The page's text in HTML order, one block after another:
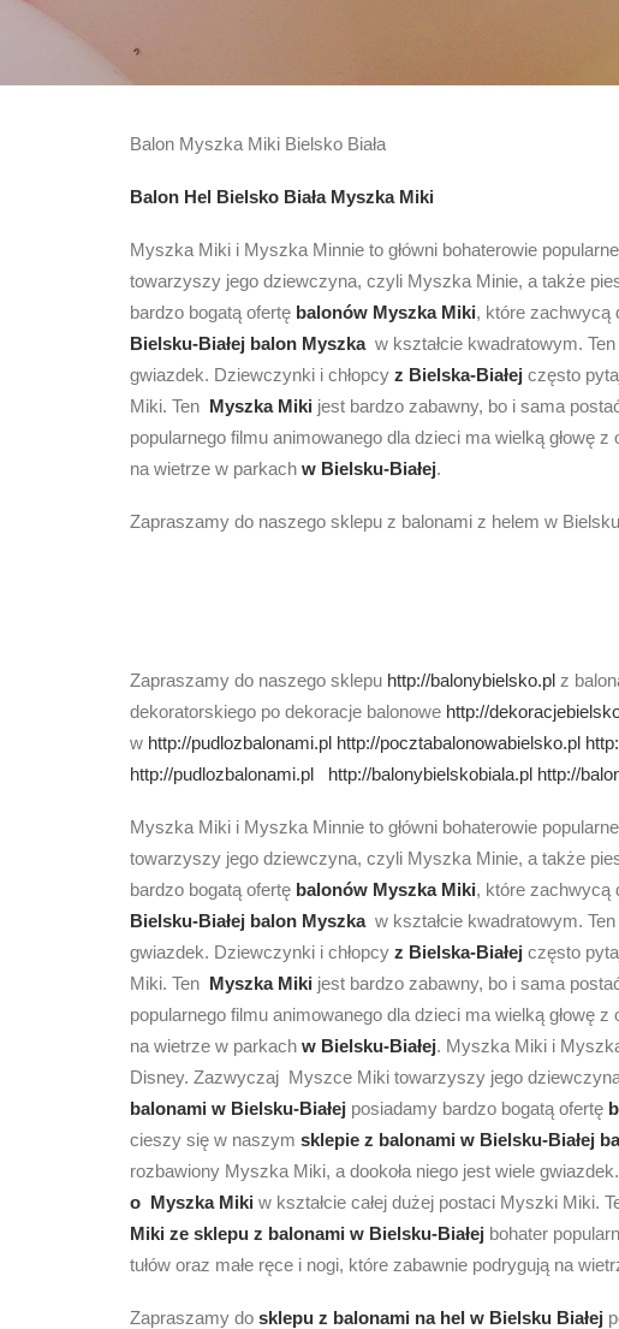
Balon Myszka Miki Bielsko Biała
Balon Hel Bielsko Biała Myszka Miki
Myszka Miki i Myszka Minnie to główni bohaterowie
towarzyszy jego dziewczyna, czyli Myszka Minie, a także
bardzo bogatą ofertę balonów Myszka Miki, które zachwycą
Bielsku-Białej balon Myszka w kształcie kwadratowym. Ten
gwiazdek. Dziewczynki i chłopcy z Bielska-Białej często
Miki. Ten Myszka Miki jest bardzo zabawny, bo i sama
popularnego filmu animowanego dla dzieci ma wielką głowę
na wietrze w parkach w Bielsku-Białej.
Zapraszamy do naszego sklepu z balonami z helem w
Zapraszamy do naszego sklepu http://balonybielsko.pl z
dekoratorskiego po dekoracje balonowe http://
w http://pudlozbalonami.pl http://pocztabalonowabielsko.pl
http://pudlozbalonami.pl
http://balonybielskobiala.pl http://
Myszka Miki i Myszka Minnie to główni bohaterowie
towarzyszy jego dziewczyna, czyli Myszka Minie, a także
bardzo bogatą ofertę balonów Myszka Miki, które zachwycą
Bielsku-Białej balon Myszka w kształcie kwadratowym. Ten
gwiazdek. Dziewczynki i chłopcy z Bielska-Białej często
Miki. Ten Myszka Miki jest bardzo zabawny, bo i sama
popularnego filmu animowanego dla dzieci ma wielką głowę
na wietrze w parkach w Bielsku-Białej. Myszka Miki i
Disney. Zazwyczaj Myszce Miki towarzyszy jego
balonami w Bielsku-Białej posiadamy bardzo bogatą ofertę
cieszy się w naszym sklepie z balonami w Bielsku-Białej
rozbawiony Myszka Miki, a dookoła niego jest wiele
o Myszka Miki w kształcie całej dużej postaci Myszki Miki.
Miki ze sklepu z balonami w Bielsku-Białej bohater
tułów oraz małe ręce i nogi, które zabawnie podrygują na
Zapraszamy do sklepu z balonami na hel w Bielsku Białej